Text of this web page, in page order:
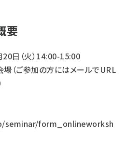
要
日（火）14:00-15:00
場（ご参加の方にはメールでURL
form_onlineworksh